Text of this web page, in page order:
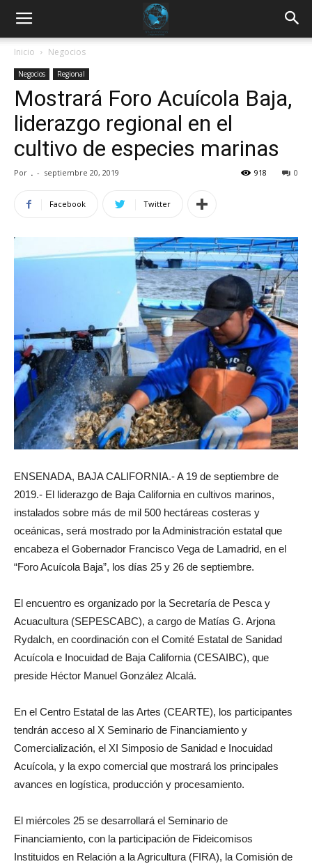
Inicio Negocios
Negocios Regional
Mostrará Foro Acuícola Baja,
liderazgo regional en el
cultivo de especies marinas
Por . - septiembre 20, 2019 0
918
Facebook Twitter
ENSENADA, BAJA CALIFORNIA.- A 19 de septiembre de
2019.- El liderazgo de Baja California en cultivos marinos,
instalados sobre más de mil 500 hectáreas costeras y
oceánicas, será mostrado por la Administración estatal que
encabeza el Gobernador Francisco Vega de Lamadrid, en el
“Foro Acuícola Baja”, los días 25 y 26 de septiembre.
El encuentro es organizado por la Secretaría de Pesca y
Acuacultura (SEPESCABC), a cargo de Matías G. Arjona
Rydalch, en coordinación con el Comité Estatal de Sanidad
Acuícola e Inocuidad de Baja California (CESAIBC), que
preside Héctor Manuel González Alcalá.
En el Centro Estatal de las Artes (CEARTE), los participantes
tendrán acceso al X Seminario de Financiamiento y
Comercialización, el XI Simposio de Sanidad e Inocuidad
Acuícola, y la expo comercial que mostrará los principales
avances en logística, producción y procesamiento.
El miércoles 25 se desarrollará el Seminario de
Financiamiento, con la participación de Fideicomisos
Instituidos en Relación a la Agricultura (FIRA), la Comisión de